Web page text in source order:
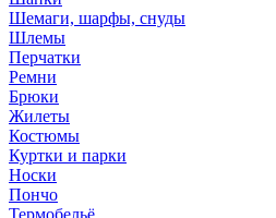
Шемаги, шарфы, снуды
Шлемы
Перчатки
Ремни
Брюки
Жилеты
Костюмы
Куртки и парки
Носки
Пончо
Термобельё